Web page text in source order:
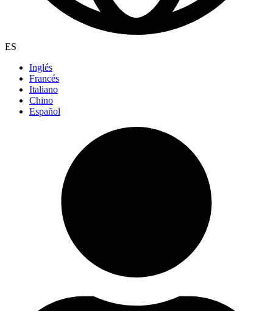
ES
Inglés
Francés
Italiano
Chino
Español